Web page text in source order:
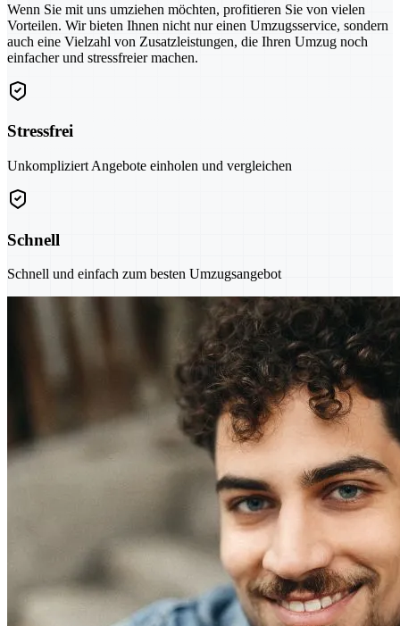
Wenn Sie mit uns umziehen möchten, profitieren Sie von vielen
Vorteilen. Wir bieten Ihnen nicht nur einen Umzugsservice, sondern
auch eine Vielzahl von Zusatzleistungen, die Ihren Umzug noch
einfacher und stressfreier machen.
Stressfrei
Unkompliziert Angebote einholen und vergleichen
Schnell
Schnell und einfach zum besten Umzugsangebot